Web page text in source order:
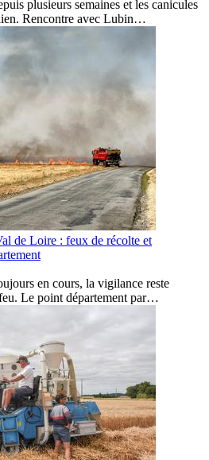
plusieurs semaines et les canicules
Rencontre avec Lubin…
de Loire : feux de récolte et
en cours, la vigilance reste
Le point département par…